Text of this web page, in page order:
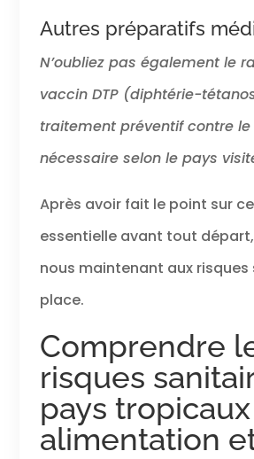
Autres préparatifs
N’oubliez pas également le
vaccin DTP (diphtérie-
traitement préventif contre
nécessaire selon le pays
Après avoir fait le point sur
essentielle avant tout
nous maintenant aux
place.
Comprendre
risques
pays tropicaux
alimentation